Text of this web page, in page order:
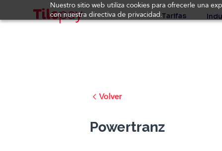
Nuestro sitio web utiliza cookies para ofrecerle una
con nuestra directiva de privacidad.Tarifas
Volver
Powertranz